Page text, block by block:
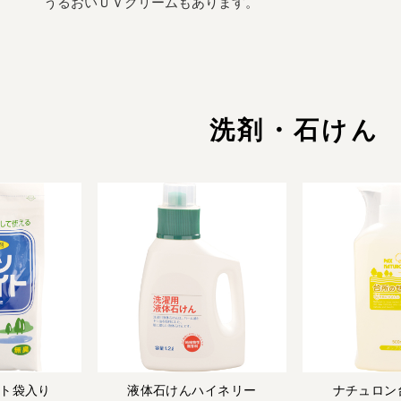
洗剤・石けん
袋入り 液体石けんハイネリー ナチュロン